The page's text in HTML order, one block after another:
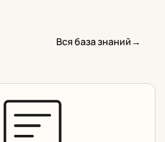
Вся база знаний→